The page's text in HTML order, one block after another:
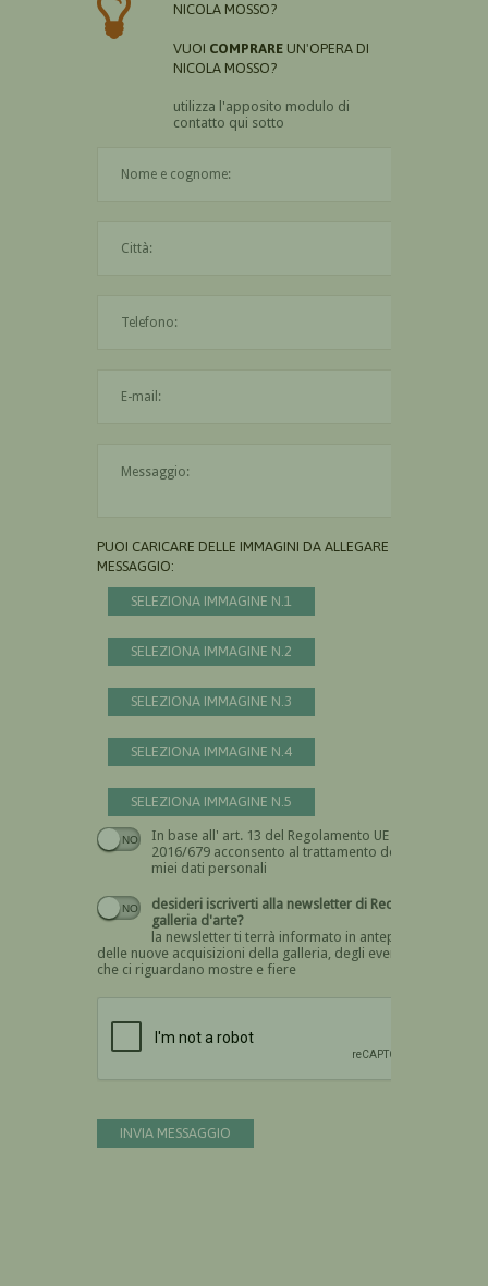
NICOLA MOSSO?
VUOI COMPRARE UN'OPERA DI
NICOLA MOSSO?
utilizza l'apposito modulo di
contatto qui sotto
PUOI CARICARE DELLE IMMAGINI DA ALLEGARE AL
MESSAGGIO:
SELEZIONA IMMAGINE N.1
SELEZIONA IMMAGINE N.2
SELEZIONA IMMAGINE N.3
SELEZIONA IMMAGINE N.4
SELEZIONA IMMAGINE N.5
In base all' art. 13 del Regolamento UE n.
2016/679 acconsento al trattamento dei
miei dati personali
Devi dare il consenso
desideri iscriverti alla newsletter di Recta
galleria d'arte?
la newsletter ti terrà informato in anteprima
delle nuove acquisizioni della galleria, degli eventi
che ci riguardano mostre e fiere
INVIA MESSAGGIO